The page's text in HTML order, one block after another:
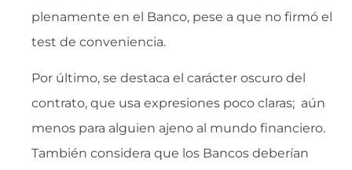
plenamente en el Banco, pese a que no firmó el
test de conveniencia.
Por último, se destaca el carácter oscuro del
contrato, que usa expresiones poco claras; aún
menos para alguien ajeno al mundo financiero.
También considera que los Bancos deberían